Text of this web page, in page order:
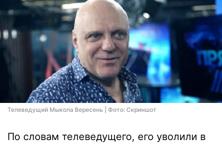
Телеведущий Мыкола Вересень | Фото: Скриншот
По словам телеведущего, его уволили в